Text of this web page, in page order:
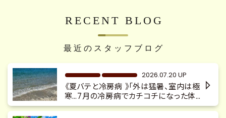
RECENT BLOG
最近のスタッフブログ
2026.07.20 UP
《夏バテと冷房病 》「外は猛暑、室内は極
寒…7月の冷房病でカチコチになった体を
デトックス『沼津市大手町 駅チカ4分